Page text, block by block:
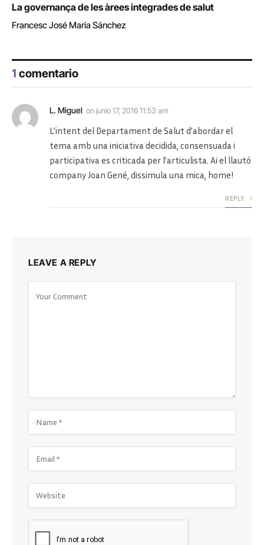
La governança de les àrees integrades de salut
Francesc José María Sánchez
1 comentario
L. Miguel onjunio 17, 2016 11:53 am
L’intent del Departament de Salut d’abordar el
tema amb una iniciativa decidida, consensuada i
participativa es criticada per l’articulista. Ai el llautó
company Joan Gené, dissimula una mica, home!
REPLY
LEAVE A REPLY